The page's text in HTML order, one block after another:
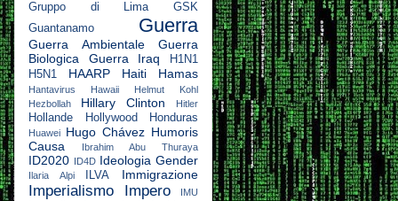
Gruppo di Lima
GSK
Guantanamo
Guerra
Guerra Ambientale
Guerra
Biologica
Guerra Iraq
H1N1
H5N1
HAARP Haiti Hamas
Hantavirus Hawaii
Helmut Kohl
Hezbollah
Hillary Clinton Hitler
Hollande Hollywood Honduras
Huawei Hugo Chávez Humoris
Causa
Ibrahim Abu Thuraya
ID2020 ID4D Ideologia Gender
Ilaria Alpi ILVA Immigrazione
Imperialismo Impero IMU